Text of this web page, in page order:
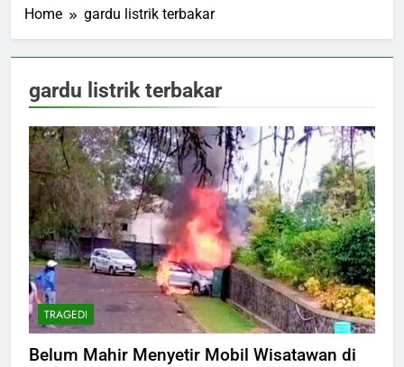
Home gardu listrik terbakar
gardu listrik terbakar
TRAGEDI
Belum Mahir Menyetir Mobil Wisatawan di